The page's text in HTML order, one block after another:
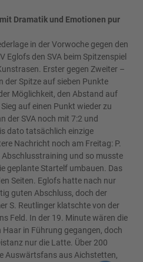
Dramatik und Emotionen pur
in der Vorwoche gegen den
Eglofs den SVA beim Spitzenspiel
Erster gegen Zweiter –
der Spitze auf sieben Punkte
Möglichkeit, den Abstand auf
auf einen Punkt wieder zu
der SVA noch mit 7:2 und
dato tatsächlich einzige
Nachricht noch am Freitag: P.
und so musste
geplante Startelf umbauen. Das
Seiten. Eglofs hatte nach nur
guten Abschluss, doch der
S. Reutlinger klatschte von der
Feld. In der 19. Minute wären die
in Führung gegangen, doch
nur die Latte. Über 200
Auswärtsfans aus Aichstetten,